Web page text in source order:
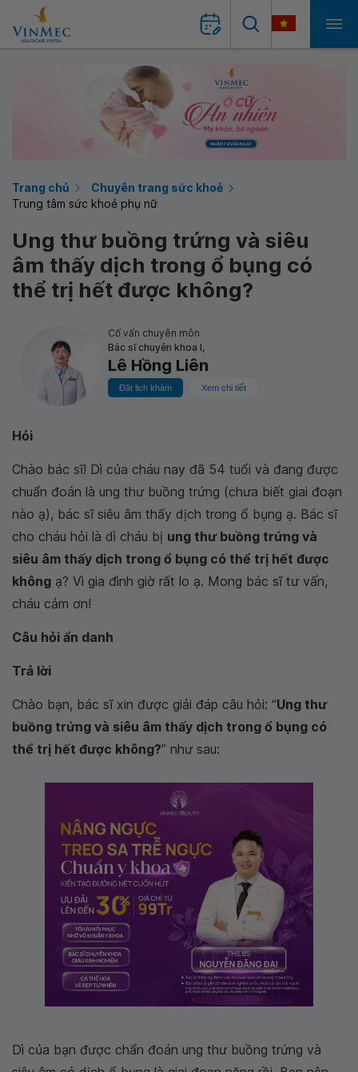
Trang chủ
Chuyên trang sức khoẻ
Trung tâm sức khoẻ phụ nữ
Ung thư buồng trứng và siêu
âm thấy dịch trong ổ bụng có
thể trị hết được không?
Cố vấn chuyên môn
Bác sĩ chuyên khoa I,
Lê Hồng Liên
Đặt lịch khám Xem chi tiết
Hỏi
Chào bác sĩ! Dì của cháu nay đã 54 tuổi và đang được
chuẩn đoán là ung thư buồng trứng (chưa biết giai đoạn
nào ạ), bác sĩ siêu âm thấy dịch trong ổ bụng ạ. Bác sĩ
cho cháu hỏi là dì cháu bị ung thư buồng trứng và
siêu âm thấy dịch trong ổ bụng có thể trị hết được
không ạ? Vì gia đình giờ rất lo ạ. Mong bác sĩ tư vấn,
cháu cảm ơn!
Câu hỏi ẩn danh
Trả lời
Chào bạn, bác sĩ xin được giải đáp câu hỏi: “Ung thư
buồng trứng và siêu âm thấy dịch trong ổ bụng có
thể trị hết được không?” như sau:
Dì của bạn được chẩn đoán ung thư buồng trứng và